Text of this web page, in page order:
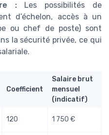
:Les possibilités de
d’échelon, accès à un
ou chef de poste) sont
la sécurité privée, ce qui
Coefficient
Salaire brut
mensuel
(indicatif)
120 1 750 €